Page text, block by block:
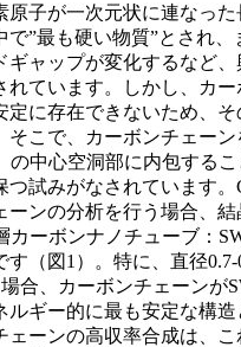
子が一次元状に連なった
で”最も硬い物質”とされ、
ギャップが変化するなど
れています。しかし、カ
定に存在できないため、そ
そこで、カーボンチェー
の中心空洞部に内包する
つ試みがなされています
ーンの分析を行う場合、
カーボンナノチューブ：
（図1）。特に、直径0.7-
合、カーボンチェーンが
ギー的に最も安定な構造
ェーンの高収率合成は、